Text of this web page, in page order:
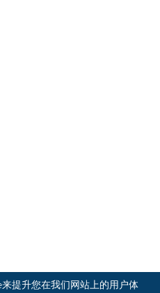
提升您在我们网站上的用户体